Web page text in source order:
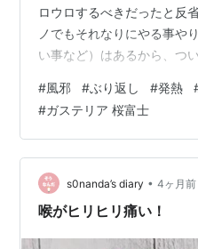
ロウロするべきだったと反
ノでもそれなりにやる事や
い事など）はあるから、つ
し、ご飯も作って貰って美
っていたガステリア桜富士
れば元に戻るかな。
#風邪 #ぶり返し #発熱
#ガステリア 桜富士
s0nanda’s diary • 4ヶ月前
喉がヒリヒリ痛い！